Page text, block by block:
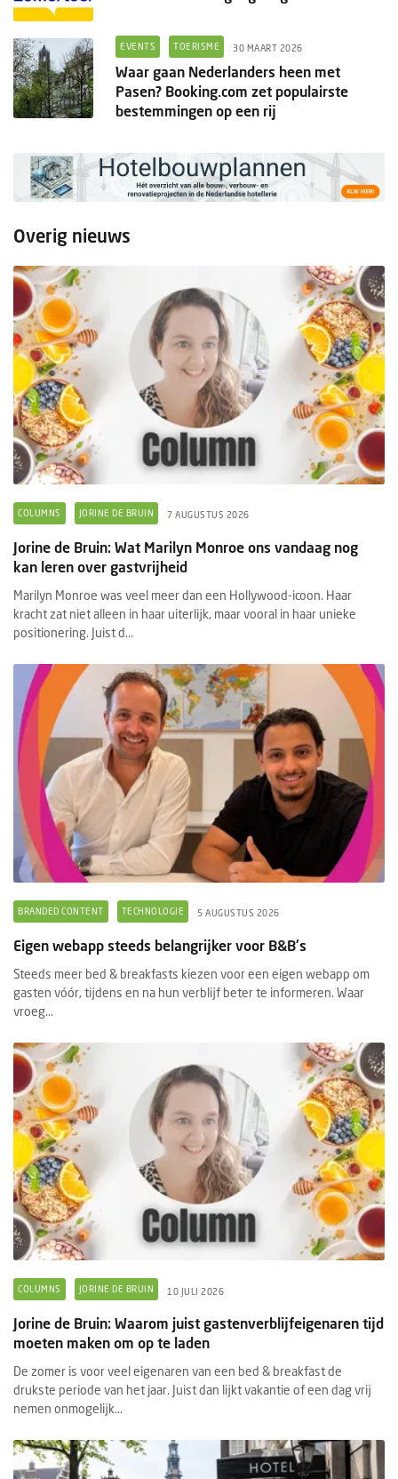
EVENTS TOERISME 30 MAART 2026
Waar gaan Nederlanders heen met
Pasen? Booking.com zet populairste
bestemmingen op een rij
Overig nieuws
COLUMNS JORINE DE BRUIN 7 AUGUSTUS 2026
Jorine de Bruin: Wat Marilyn Monroe ons vandaag nog
kan leren over gastvrijheid
Marilyn Monroe was veel meer dan een Hollywood-icoon. Haar
kracht zat niet alleen in haar uiterlijk, maar vooral in haar unieke
positionering. Juist d...
BRANDED CONTENT TECHNOLOGIE 5 AUGUSTUS 2026
Eigen webapp steeds belangrijker voor B&B's
Steeds meer bed & breakfasts kiezen voor een eigen webapp om
gasten vóór, tijdens en na hun verblijf beter te informeren. Waar
vroeg...
COLUMNS JORINE DE BRUIN 10 JULI 2026
Jorine de Bruin: Waarom juist gastenverblijfeigenaren tijd
moeten maken om op te laden
De zomer is voor veel eigenaren van een bed & breakfast de
drukste periode van het jaar. Juist dan lijkt vakantie of een dag vrij
nemen onmogelijk...